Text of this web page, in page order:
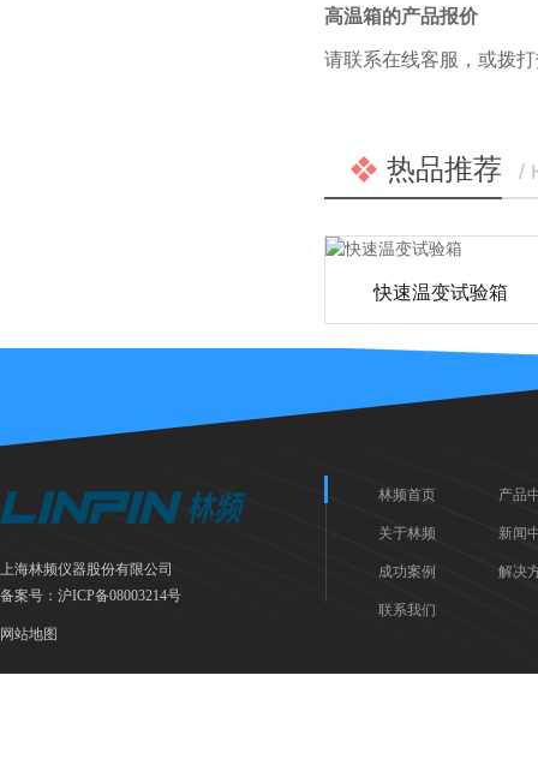
高温箱的产品报价
请联系在线客服，或拨
热品推荐 /
快速温变试验箱
上海林频仪器股份有限公司
备案号： 沪ICP备08003214号
网站地图
林频首页 产品
关于林频 新闻
成功案例 解决
联系我们